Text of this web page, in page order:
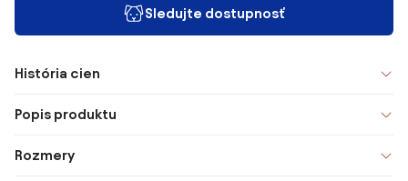
Sledujte dostupnosť
História cien
Popis produktu
Rozmery